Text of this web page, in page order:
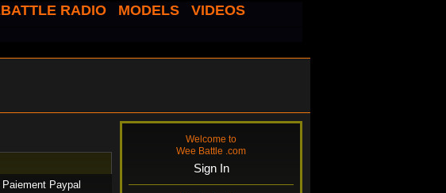
RADIO MODELS
VIDEOS
Paypal
Welcome to
Wee Battle .com
Sign In